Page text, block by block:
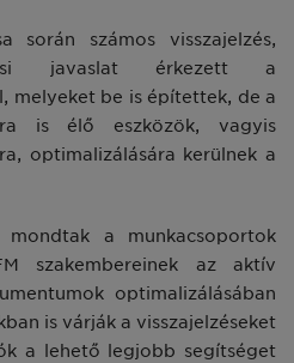
során számos visszajelzés,
javaslat érkezett a
melyeket be is építettek, de a
is élő eszközök, vagyis
optimalizálására kerülnek a
a munkacsoportok
szakembereinek az aktív
optimalizálásában
is várják a visszajelzéseket
a lehető legjobb segítséget